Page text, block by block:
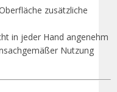
zusätzliche
in jeder Hand angenehm
Nutzung